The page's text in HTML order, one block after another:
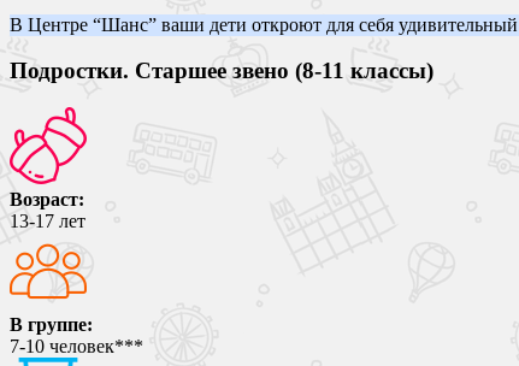
В Центре “Шанс” ваши дети откроют для себя
Подростки. Старшее звено (8-11 классы)
Возраст:
13-17 лет
В группе:
7-10 человек***